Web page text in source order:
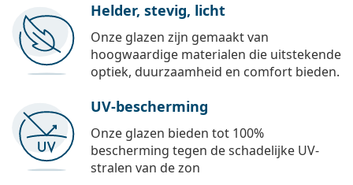
Helder, stevig, licht
Onze glazen zijn gemaakt van
hoogwaardige materialen die uitstekende
optiek, duurzaamheid en comfort bieden.
UV-bescherming
Onze glazen bieden tot 100%
bescherming tegen de schadelijke UV-
stralen van de zon